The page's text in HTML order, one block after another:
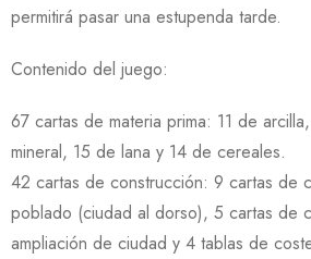
permitirá pasar una estupenda tarde.
Contenido del juego:
67 cartas de materia prima: 11 de
mineral, 15 de lana y 14 de cereales.
42 cartas de construcción: 9 cartas de
poblado (ciudad al dorso), 5 cartas de
ampliación de ciudad y 4 tablas de